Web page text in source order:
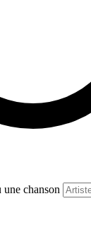
une chanson